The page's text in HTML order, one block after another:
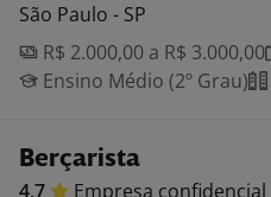
São Paulo - SP
R$ 2.000,00 a R$ 3.000,00
Ensino Médio (2º Grau)
Berçarista
4,7 Empresa confidencial